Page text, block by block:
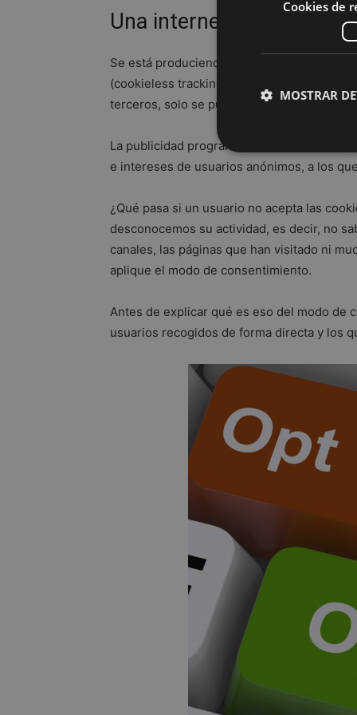
Una internet sin Cookies
Se está produciendo una disminución
(cookieless tracking), priorizando la
terceros, solo se pueden utilizar datos
La publicidad programática se ve afectada
e intereses de usuarios anónimos, a los
¿Qué pasa si un usuario no acepta las
desconocemos su actividad, es decir, no
canales, las páginas que han visitado ni
aplique el modo de consentimiento.
Antes de explicar qué es eso del modo de
usuarios recogidos de forma directa y los
Cookies de
MOSTRAR
Las cookies de
de cookies no se
Nombre
__eoi